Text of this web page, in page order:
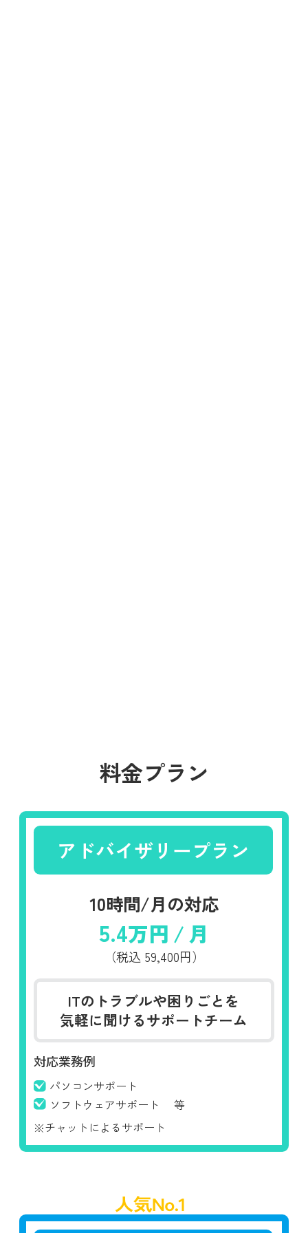
料金プラン
アドバイザリープラン
10時間/月の対応
5.4万円 / 月
（税込 59,400円）
ITのトラブルや困りごとを
気軽に聞けるサポートチーム
対応業務例
パソコンサポート
ソフトウェアサポート
等
※チャットによるサポート